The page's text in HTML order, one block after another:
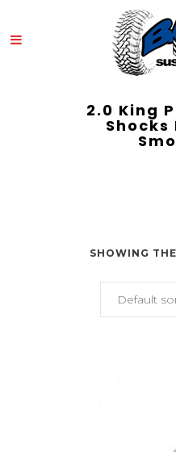
2.0 King
Shocks
SHOWING
Default